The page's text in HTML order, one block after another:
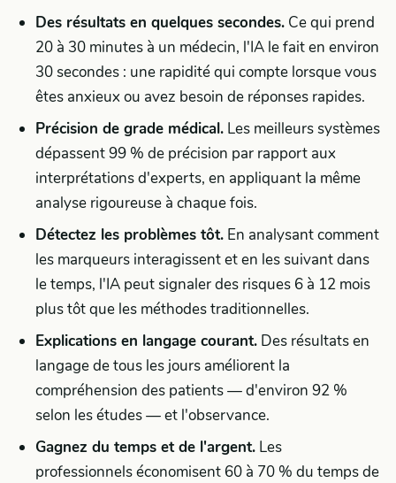
Des résultats en quelques secondes. Ce qui prend
20 à 30 minutes à un médecin, l'IA le fait en environ
30 secondes : une rapidité qui compte lorsque vous
êtes anxieux ou avez besoin de réponses rapides.
Précision de grade médical. Les meilleurs systèmes
dépassent 99 % de précision par rapport aux
interprétations d'experts, en appliquant la même
analyse rigoureuse à chaque fois.
Détectez les problèmes tôt. En analysant comment
les marqueurs interagissent et en les suivant dans
le temps, l'IA peut signaler des risques 6 à 12 mois
plus tôt que les méthodes traditionnelles.
Explications en langage courant. Des résultats en
langage de tous les jours améliorent la
compréhension des patients — d'environ 92 %
selon les études — et l'observance.
Gagnez du temps et de l'argent. Les
professionnels économisent 60 à 70 % du temps de